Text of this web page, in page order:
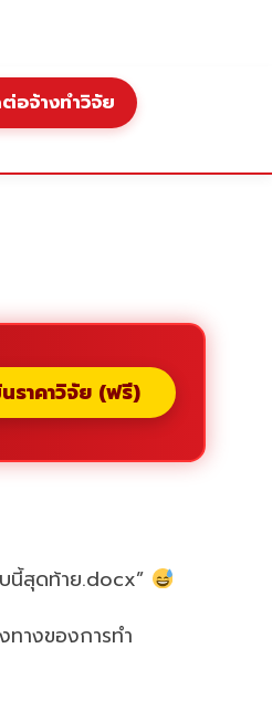
อจ้างทำวิจัย
นราคาวิจัย (ฟรี)
นี้สุดท้าย.docx”
างของการทำ